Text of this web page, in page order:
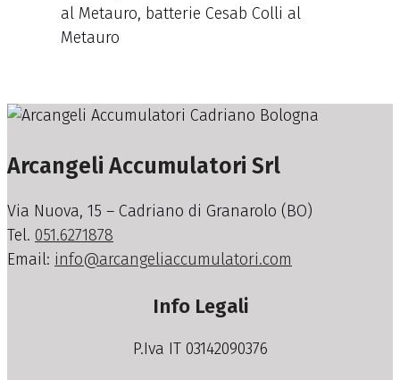
al Metauro, batterie Cesab Colli al
Metauro
Arcangeli Accumulatori Srl
Via Nuova, 15 – Cadriano di Granarolo (BO)
Tel. 051.6271878
Email: info@arcangeliaccumulatori.com
Info Legali
P.Iva IT 03142090376